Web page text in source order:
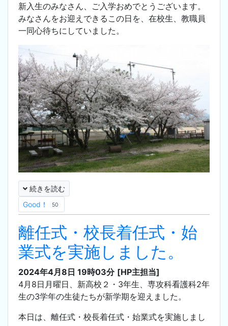
新入生のみなさん、ご入学おめでとうございます。
みなさんをお迎えできるこの日を、在校生、教職員
一同心待ちにしていました。
続きを読む
Good！
50
離任式・校長着任式・始
業式を実施しました。
2024年4月8日 19時03分 [HP主担当]
4月8日月曜日、新高校２・3年生、専攻科看護科2年
生の3学年の生徒たちが新学期を迎えました。
本日は、離任式・校長着任式・始業式を実施しまし